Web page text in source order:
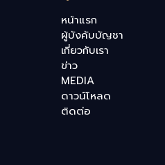
หน้าแรก
ผู้บังคับบัญชา
เกี่ยวกับเรา
ข่าว
MEDIA
ดาวน์โหลด
ติดต่อ